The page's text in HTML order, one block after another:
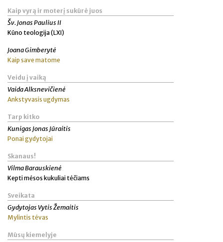
Kaip vyrą ir moterį sukūrė juos
Šv. Jonas Paulius II
Kūno teologija (LXI)
Joana Gimberytė
Kaip save matome
Veidu į vaiką
Vaida Alksnevičienė
Ankstyvasis ugdymas
Tarp kitko
Kunigas Jonas Jūraitis
Ponai gydytojai
Skanaus!
Vilma Barauskienė
Kepti mėsos kukuliai tėčiams
Sveikata
Gydytojas Vytis Žemaitis
Mylintis tėvas
Mūsų kiemelyje